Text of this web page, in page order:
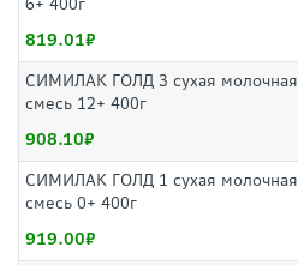
6+ 400г
819.01
СИМИЛАК ГОЛД 3 сухая молочная
смесь 12+ 400г
908.10
СИМИЛАК ГОЛД 1 сухая молочная
смесь 0+ 400г
919.00